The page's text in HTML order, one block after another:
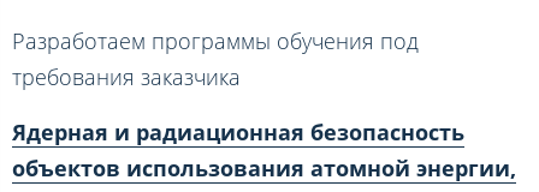
Разработаем программы обучения под
требования заказчика
Ядерная и радиационная безопасность
объектов использования атомной энергии,